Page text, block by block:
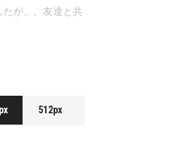
が、、友達と共
512px